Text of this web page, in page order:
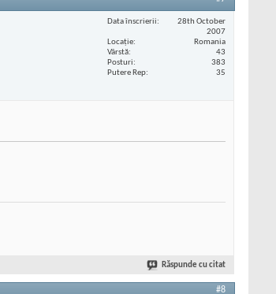
Data înscrierii
28th October
2007
Locaţie
Romania
Vârstă
43
Posturi
383
Putere Rep
35
Răspunde cu citat
#8